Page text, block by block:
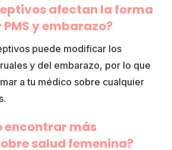
afectan la forma
y embarazo?
puede modificar los
y del embarazo, por lo que
a tu médico sobre cualquier
encontrar más
salud femenina?